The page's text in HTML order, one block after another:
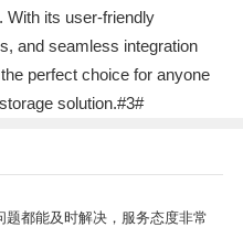
With its user-friendly
and seamless integration
perfect choice for anyone
solution.#3#
都能及时解决，服务态度非常